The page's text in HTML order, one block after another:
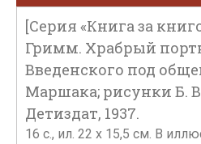
[Серия «Книга за
Гримм. Храбрый
Введенского под
Маршака; рисунки Б.
Детиздат, 1937.
16 с., ил. 22 х 15,5 см. В